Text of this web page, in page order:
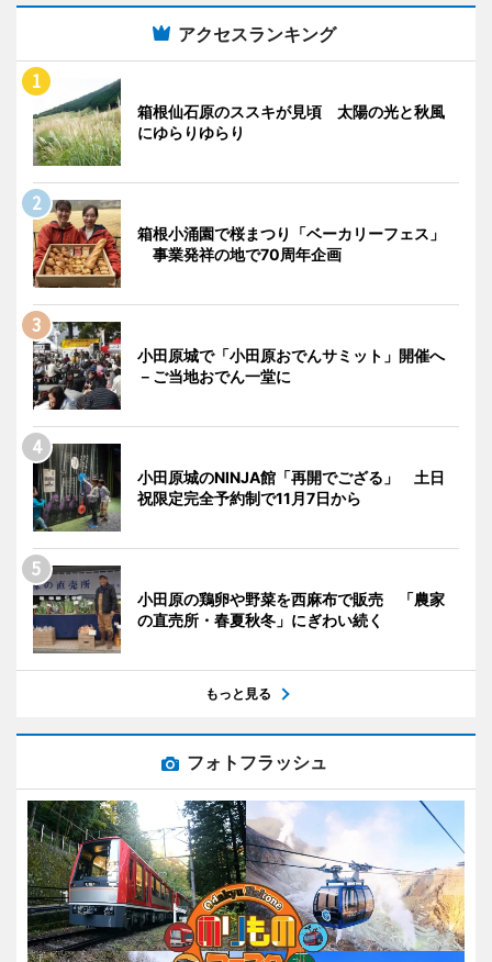
アクセスランキング
箱根仙石原のススキが見頃 太陽の光と秋風
にゆらりゆらり
箱根小涌園で桜まつり「ベーカリーフェス」
事業発祥の地で70周年企画
小田原城で「小田原おでんサミット」開催へ
－ご当地おでん一堂に
小田原城のNINJA館「再開でござる」 土日
祝限定完全予約制で11月7日から
小田原の鶏卵や野菜を西麻布で販売 「農家
の直売所・春夏秋冬」にぎわい続く
もっと見る
フォトフラッシュ